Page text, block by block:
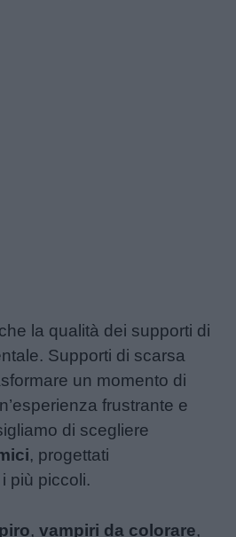
la qualità dei supporti di
Supporti di scarsa
un momento di
frustrante e
di scegliere
, progettati
più piccoli.
,vampiri da colorare,